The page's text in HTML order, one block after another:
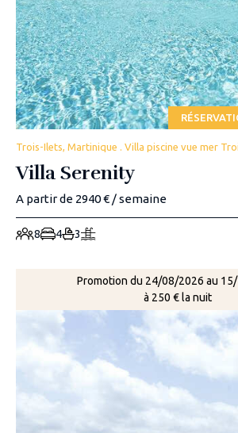
Trois-Ilets, Martinique . Villa piscine vue mer
Villa Serenity
A partir de 2940 € / semaine
8 4 3
Promotion du 24/08/2026 au
à 250 € la nuit